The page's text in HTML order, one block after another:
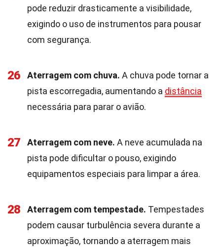
pode reduzir drasticamente a visibilidade,
exigindo o uso de instrumentos para pousar
com segurança.
26 Aterragem com chuva. A chuva pode tornar a
pista escorregadia, aumentando a distância
necessária para parar o avião.
27 Aterragem com neve. A neve acumulada na
pista pode dificultar o pouso, exigindo
equipamentos especiais para limpar a área.
28 Aterragem com tempestade. Tempestades
podem causar turbulência severa durante a
aproximação, tornando a aterragem mais